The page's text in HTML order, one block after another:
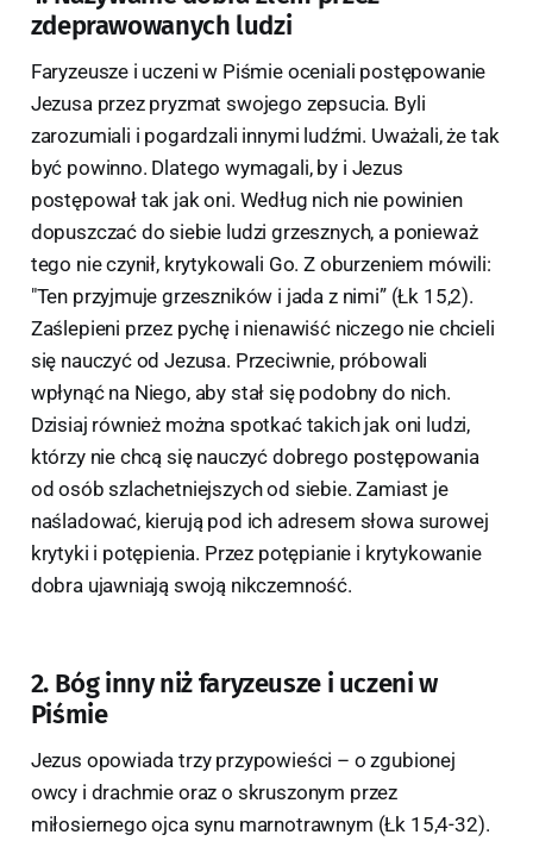
zdeprawowanych ludzi
Faryzeusze i uczeni w Piśmie oceniali postępowanie
Jezusa przez pryzmat swojego zepsucia. Byli
zarozumiali i pogardzali innymi ludźmi. Uważali, że tak
być powinno. Dlatego wymagali, by i Jezus
postępował tak jak oni. Według nich nie powinien
dopuszczać do siebie ludzi grzesznych, a ponieważ
tego nie czynił, krytykowali Go. Z oburzeniem mówili:
"Ten przyjmuje grzeszników i jada z nimi” (Łk 15,2).
Zaślepieni przez pychę i nienawiść niczego nie chcieli
się nauczyć od Jezusa. Przeciwnie, próbowali
wpłynąć na Niego, aby stał się podobny do nich.
Dzisiaj również można spotkać takich jak oni ludzi,
którzy nie chcą się nauczyć dobrego postępowania
od osób szlachetniejszych od siebie. Zamiast je
naśladować, kierują pod ich adresem słowa surowej
krytyki i potępienia. Przez potępianie i krytykowanie
dobra ujawniają swoją nikczemność.
2. Bóg inny niż faryzeusze i uczeni w
Piśmie
Jezus opowiada trzy przypowieści – o zgubionej
owcy i drachmie oraz o skruszonym przez
miłosiernego ojca synu marnotrawnym (Łk 15,4-32).